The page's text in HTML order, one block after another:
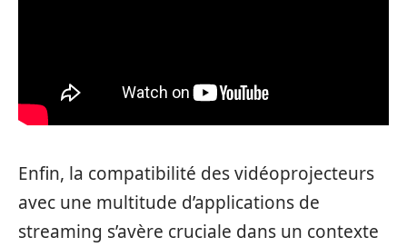
Enfin, la compatibilité des vidéoprojecteurs
avec une multitude d’applications de
streaming s’avère cruciale dans un contexte